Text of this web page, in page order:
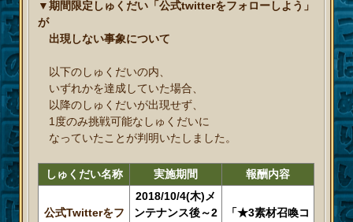
▼期間限定しゅくだい「公式twitterをフォローしよう」
が
出現しない事象について
以下のしゅくだいの内、
いずれかを達成していた場合、
以降のしゅくだいが出現せず、
1度のみ挑戦可能なしゅくだいに
なっていたことが判明いたしました。
しゅくだい名称 実施期間 報酬内容
公式Twitterをフ
2018/10/4(木)メ
ンテナンス後～2
「★3素材召喚コ